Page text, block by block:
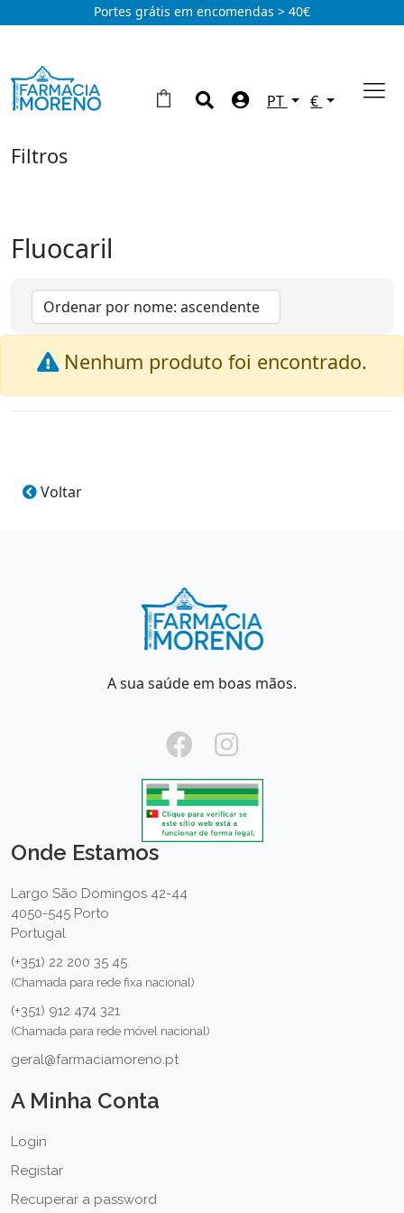
Portes grátis em encomendas > 40€
PT €
Filtros
Fluocaril
Nenhum produto foi encontrado.
Voltar
A sua saúde em boas mãos.
Onde Estamos
Largo São Domingos 42-44
4050-545 Porto
Portugal
(+351) 22 200 35 45
(Chamada para rede fixa nacional)
(+351) 912 474 321
(Chamada para rede móvel nacional)
geral@farmaciamoreno.pt
A Minha Conta
Login
Registar
Recuperar a password